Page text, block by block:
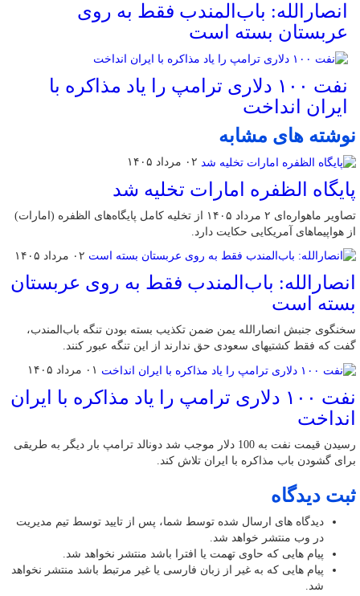
انصارالله: باب‌المندب فقط به روی
عربستان بسته است
نفت ۱۰۰ دلاری ترامپ را یاد مذاکره با
ایران انداخت
نوشته های مشابه
۰۲ مرداد ۱۴۰۵
پایگاه الظفره امارات تخلیه شد
تصاویر ماهواره‌ای ۲ مرداد ۱۴۰۵ از تخلیه کامل پایگاه‌های الظفره (امارات)
از هواپیماهای آمریکایی حکایت دارد.
۰۲ مرداد ۱۴۰۵
انصارالله: باب‌المندب فقط به روی عربستان
بسته است
سخنگوی جنبش انصارالله یمن ضمن تکذیب بسته بودن تنگه باب‌المندب،
گفت که فقط کشتیهای سعودی حق ندارند از این تنگه عبور کنند.
۰۱ مرداد ۱۴۰۵
نفت ۱۰۰ دلاری ترامپ را یاد مذاکره با ایران
انداخت
رسیدن قیمت نفت به 100 دلار موجب شد دونالد ترامپ بار دیگر به طریقی
برای گشودن باب مذاکره با ایران تلاش کند.
ثبت دیدگاه
دیدگاه های ارسال شده توسط شما، پس از تایید توسط تیم مدیریت
در وب منتشر خواهد شد.
پیام هایی که حاوی تهمت یا افترا باشد منتشر نخواهد شد.
پیام هایی که به غیر از زبان فارسی یا غیر مرتبط باشد منتشر نخواهد
شد.